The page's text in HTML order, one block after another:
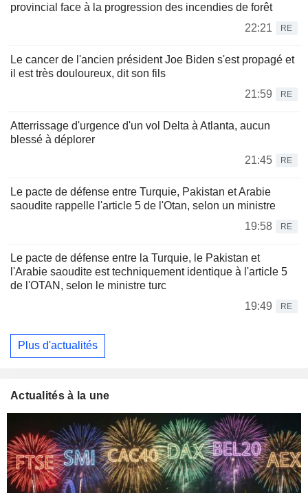
provincial face à la progression des incendies de forêt
22:21
RE
Le cancer de l'ancien président Joe Biden s'est propagé et
il est très douloureux, dit son fils
21:59
RE
Atterrissage d'urgence d'un vol Delta à Atlanta, aucun
blessé à déplorer
21:45
RE
Le pacte de défense entre Turquie, Pakistan et Arabie
saoudite rappelle l'article 5 de l'Otan, selon un ministre
19:58
RE
Le pacte de défense entre la Turquie, le Pakistan et
l'Arabie saoudite est techniquement identique à l'article 5
de l'OTAN, selon le ministre turc
19:49
RE
Plus d'actualités
Actualités à la une